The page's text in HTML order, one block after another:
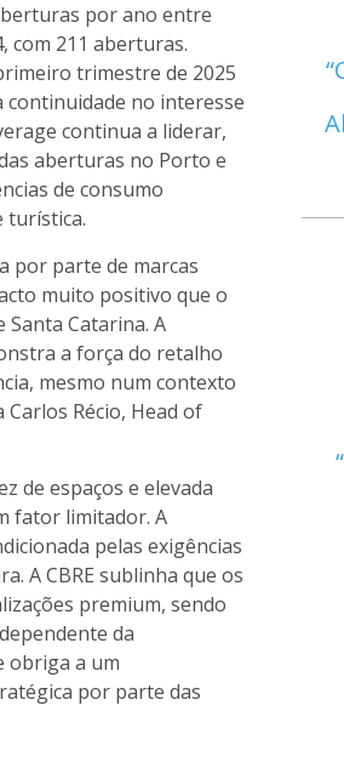
por ano entre
com 211 aberturas.
trimestre de 2025
continuidade no interesse
continua a liderar,
aberturas no Porto e
de consumo
turística.
por parte de marcas
muito positivo que o
Catarina. A
a força do retalho
mesmo num contexto
Récio, Head of
de espaços e elevada
fator limitador. A
pelas exigências
A CBRE sublinha que os
premium, sendo
da
obriga a um
por parte das